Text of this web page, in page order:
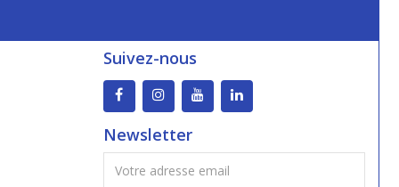
Suivez-nous
Newsletter